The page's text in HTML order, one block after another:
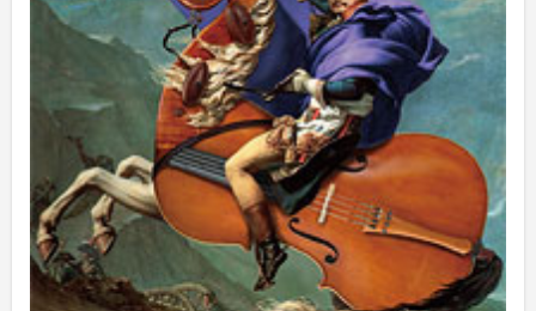
2025年1月 (3)
2024年12月
2024年11月
2024年10月 (5)
2024年9月 (6)